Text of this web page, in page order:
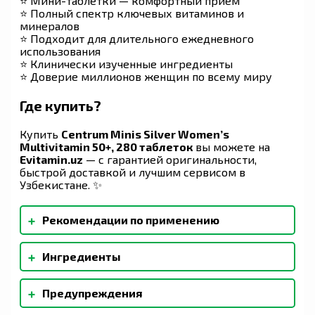
⭐ Полный спектр ключевых витаминов и
минералов
⭐ Подходит для длительного ежедневного
использования
⭐ Клинически изученные ингредиенты
⭐ Доверие миллионов женщин по всему миру
Где купить?
Купить Centrum Minis Silver Women’s
Multivitamin 50+, 280 таблеток вы можете на
Evitamin.uz — с гарантией оригинальности,
быстрой доставкой и лучшим сервисом в
Узбекистане. ✨
+ Рекомендации по применению
Принимайте по две (2) таблетки ежедневно во
время еды. Не превышайте рекомендованную
дозу. Не предназначено для применения у
детей.
+ Ингредиенты
Карбонат кальция, оксид магния, хлорид калия,
аскорбиновая кислота (витамин C),
двухосновный фосфат кальция,
+ Предупреждения